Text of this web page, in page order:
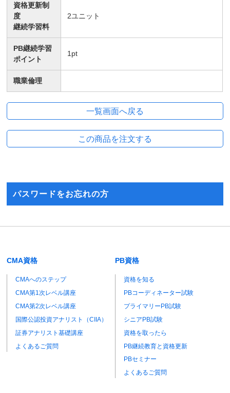
資格更新制
度
継続学習料
2ユニット
PB継続学習
ポイント
1 pt
職業倫理
パスワードをお忘れの方
CMA資格
CMAへのステップ
CMA第1次レベル講座
CMA第2次レベル講座
国際公認投資アナリスト（CIIA）
証券アナリスト基礎講座
よくあるご質問
PB資格
資格を知る
PBコーディネーター試験
プライマリーPB試験
シニアPB試験
資格を取ったら
PB継続教育と資格更新
PBセミナー
よくあるご質問